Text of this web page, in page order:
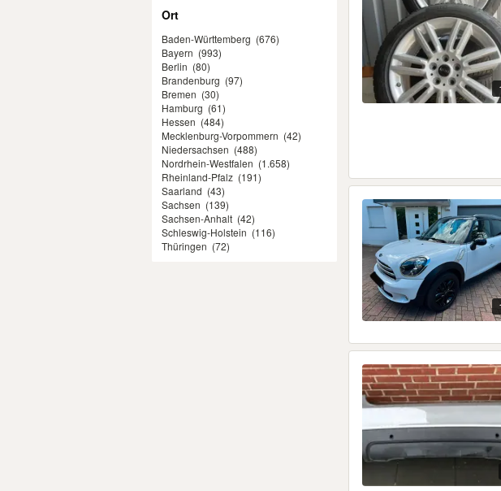
Ort
Baden-Württemberg (676)
Bayern (993)
Berlin (80)
Brandenburg (97)
Bremen (30)
Hamburg (61)
Hessen (484)
Mecklenburg-Vorpommern (42)
Niedersachsen (488)
Nordrhein-Westfalen (1.658)
Rheinland-Pfalz (191)
Saarland (43)
Sachsen (139)
Sachsen-Anhalt (42)
Schleswig-Holstein (116)
Thüringen (72)